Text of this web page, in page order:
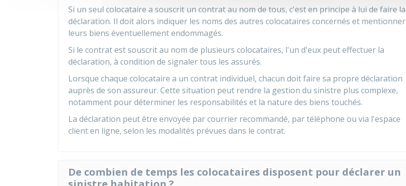
Si un seul colocataire a souscrit un contrat au nom de tous, c'est en principe à lui de faire la
déclaration. Il doit alors indiquer les noms des autres colocataires concernés et mentionner
leurs biens éventuellement endommagés.
Si le contrat est souscrit au nom de plusieurs colocataires, l'un d'eux peut effectuer la
déclaration, à condition de signaler tous les assurés.
Lorsque chaque colocataire a un contrat individuel, chacun doit faire sa propre déclaration
auprès de son assureur. Cette situation peut rendre la gestion du sinistre plus complexe,
notamment pour déterminer les responsabilités et la nature des biens touchés.
La déclaration peut être envoyée par courrier recommandé, par téléphone ou via l'espace
client en ligne, selon les modalités prévues dans le contrat.
De combien de temps les colocataires disposent pour déclarer un